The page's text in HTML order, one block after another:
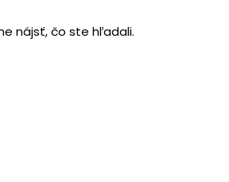
nájsť, čo ste hľadali.